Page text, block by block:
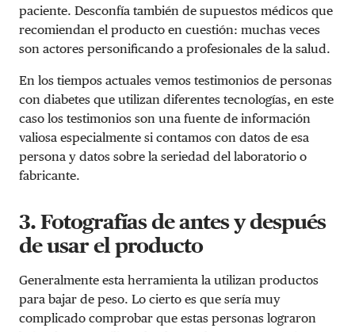
paciente. Desconfía también de supuestos médicos que
recomiendan el producto en cuestión: muchas veces
son actores personificando a profesionales de la salud.
En los tiempos actuales vemos testimonios de personas
con diabetes que utilizan diferentes tecnologías, en este
caso los testimonios son una fuente de información
valiosa especialmente si contamos con datos de esa
persona y datos sobre la seriedad del laboratorio o
fabricante.
3. Fotografías de antes y después
de usar el producto
Generalmente esta herramienta la utilizan productos
para bajar de peso. Lo cierto es que sería muy
complicado comprobar que estas personas lograron